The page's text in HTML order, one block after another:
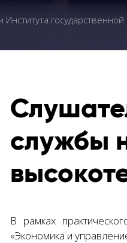
Института
службы
В рамках
«Экономика и